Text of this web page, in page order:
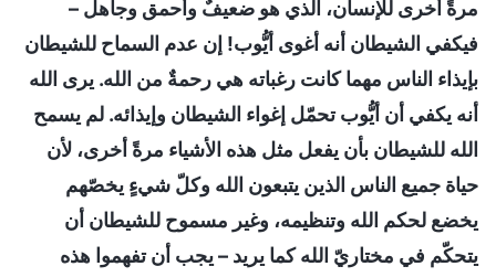
مرةً أخرى للإنسان، الذي هو ضعيفٌ وأحمق وجاهل –
فيكفي الشيطان أنه أغوى أيُّوب! إن عدم السماح للشيطان
بإيذاء الناس مهما كانت رغباته هي رحمةٌ من الله. يرى الله
أنه يكفي أن أيُّوب تحمّل إغواء الشيطان وإيذائه. لم يسمح
الله للشيطان بأن يفعل مثل هذه الأشياء مرةً أخرى، لأن
حياة جميع الناس الذين يتبعون الله وكلّ شيءٍ يخصّهم
يخضع لحكم الله وتنظيمه، وغير مسموح للشيطان أن
يتحكّم في مختاريّ الله كما يريد – يجب أن تفهموا هذه